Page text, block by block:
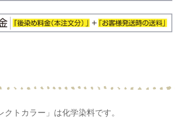
クトカラー」は化学染料です。